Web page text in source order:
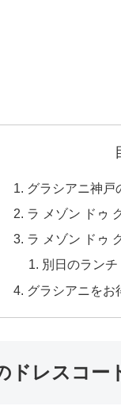
グラシアニ神戸
ラ メゾン ドゥ
ラ メゾン ドゥ
別日のランチ
グラシアニをお
ドレスコー